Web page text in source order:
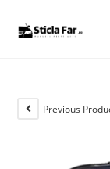
Previous